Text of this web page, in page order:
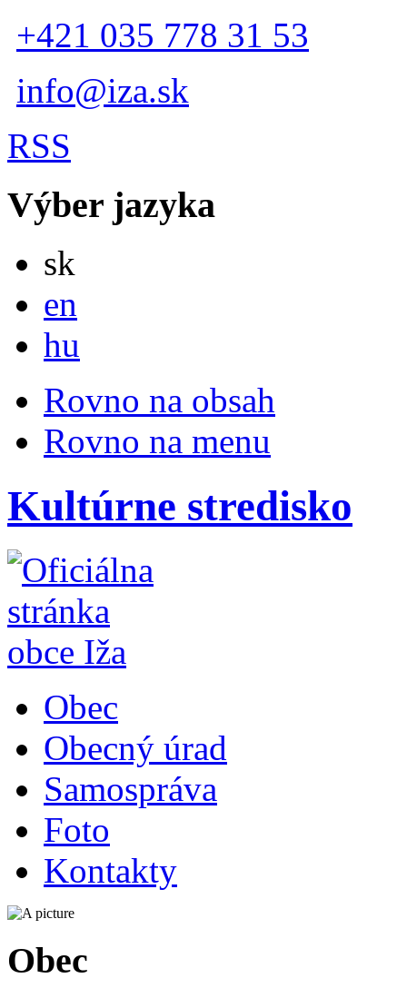
+421 035 778 31 53
info@iza.sk
RSS
Výber jazyka
sk
en
hu
Rovno na obsah
Rovno na menu
Kultúrne stredisko
Obec
Obecný úrad
Samospráva
Foto
Kontakty
Obec